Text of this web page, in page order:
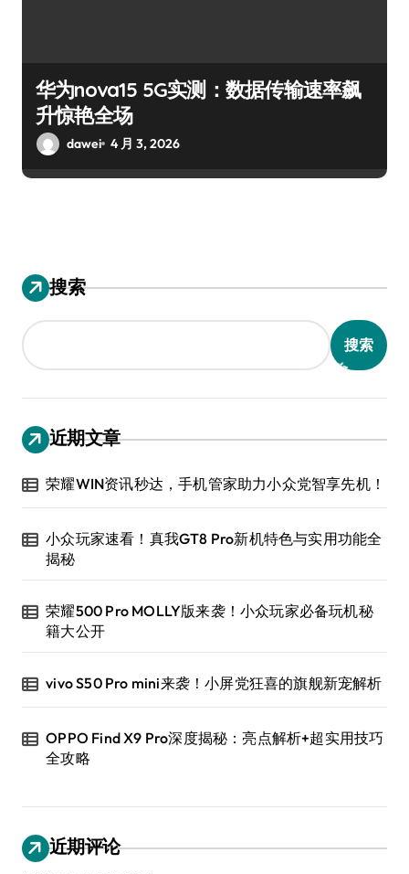
华为nova15 5G实测：数据传输速率飙
升惊艳全场
dawei 4 月 3, 2026
搜索
搜索
近期文章
荣耀WIN资讯秒达，手机管家助力小众党智享先机！
小众玩家速看！真我GT8 Pro新机特色与实用功能全
揭秘
荣耀500 Pro MOLLY版来袭！小众玩家必备玩机秘
籍大公开
vivo S50 Pro mini来袭！小屏党狂喜的旗舰新宠解析
OPPO Find X9 Pro深度揭秘：亮点解析+超实用技巧
全攻略
近期评论